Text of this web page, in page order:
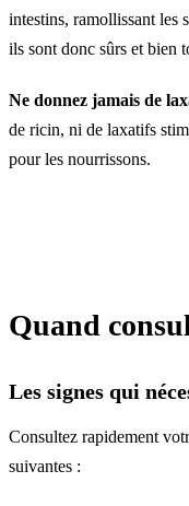
intestins, ramollissant les
ils sont donc sûrs et bien
Ne donnez jamais de
de ricin, ni de laxatifs
pour les nourrissons.
Quand
Les signes qui
Consultez rapidement
suivantes :